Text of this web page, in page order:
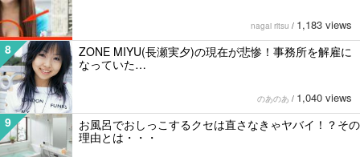
nagai ritsu / 1,183 views
8
ZONE MIYU(長瀬実夕)の現在が悲惨！事務所を解雇に
なっていた…
のあのあ / 1,040 views
9
お風呂でおしっこするクセは直さなきゃヤバイ！？その
理由とは・・・